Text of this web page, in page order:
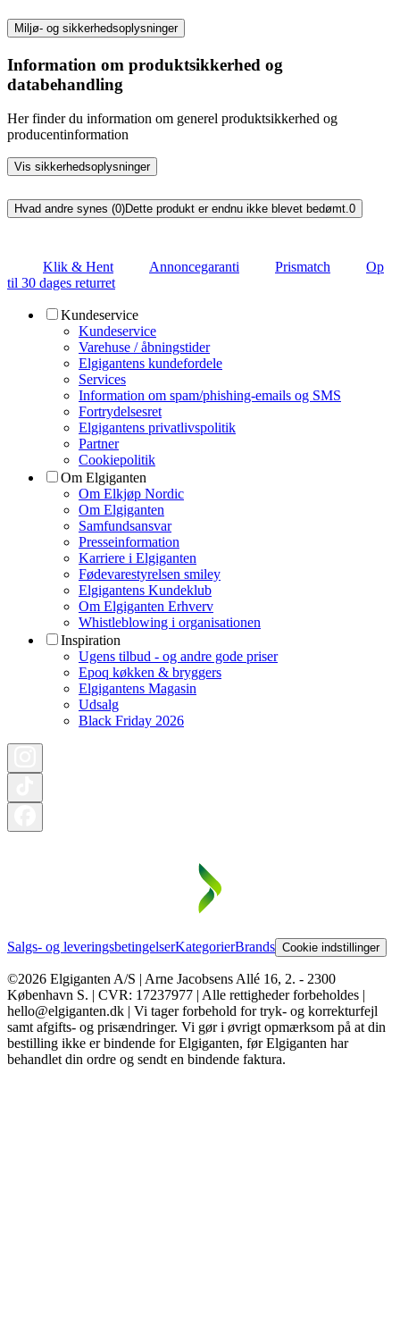
Miljø- og sikkerhedsoplysninger
Information om produktsikkerhed og
databehandling
Her finder du information om generel produktsikkerhed og
producentinformation
Vis sikkerhedsoplysninger
Hvad andre synes (0)Dette produkt er endnu ikke blevet bedømt.0
Klik & Hent Annoncegaranti Prismatch
Op
til 30 dages returret
Kundeservice
Kundeservice
Varehuse / åbningstider
Elgigantens kundefordele
Services
Information om spam/phishing-emails og SMS
Fortrydelsesret
Elgigantens privatlivspolitik
Partner
Cookiepolitik
Om Elgiganten
Om Elkjøp Nordic
Om Elgiganten
Samfundsansvar
Presseinformation
Karriere i Elgiganten
Fødevarestyrelsen smiley
Elgigantens Kundeklub
Om Elgiganten Erhverv
Whistleblowing i organisationen
Inspiration
Ugens tilbud - og andre gode priser
Epoq køkken & bryggers
Elgigantens Magasin
Udsalg
Black Friday 2026
Salgs- og leveringsbetingelserKategorierBrands Cookie indstillinger
©2026 Elgiganten A/S | Arne Jacobsens Allé 16, 2. - 2300
København S. | CVR: 17237977 | Alle rettigheder forbeholdes |
hello@elgiganten.dk | Vi tager forbehold for tryk- og korrekturfejl
samt afgifts- og prisændringer. Vi gør i øvrigt opmærksom på at din
bestilling ikke er bindende for Elgiganten, før Elgiganten har
behandlet din ordre og sendt en bindende faktura.